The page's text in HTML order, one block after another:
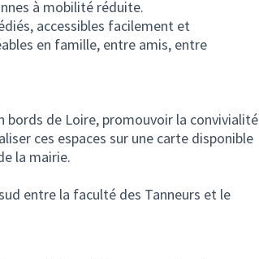
à mobilité réduite.
accessibles facilement et
en famille, entre amis, entre
de Loire, promouvoir la convivialité
ces espaces sur une carte disponible
la mairie.
entre la faculté des Tanneurs et le